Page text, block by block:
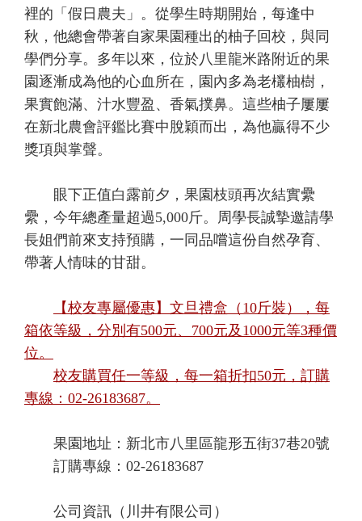
裡的「假日農夫」。從學生時期開始，每逢中
秋，他總會帶著自家果園種出的柚子回校，與同
學們分享。多年以來，位於八里龍米路附近的果
園逐漸成為他的心血所在，園內多為老欉柚樹，
果實飽滿、汁水豐盈、香氣撲鼻。這些柚子屢屢
在新北農會評鑑比賽中脫穎而出，為他贏得不少
獎項與掌聲。
眼下正值白露前夕，果園枝頭再次結實纍
纍，今年總產量超過5,000斤。周學長誠摯邀請學
長姐們前來支持預購，一同品嚐這份自然孕育、
帶著人情味的甘甜。
【校友專屬優惠】文旦禮盒（10斤裝），每
箱依等級，分別有500元、700元及1000元等3種價
位。
校友購買任一等級，每一箱折扣50元，訂購
專線：02-26183687。
果園地址：新北市八里區龍形五街37巷20號
訂購專線：02-26183687
公司資訊（川井有限公司）